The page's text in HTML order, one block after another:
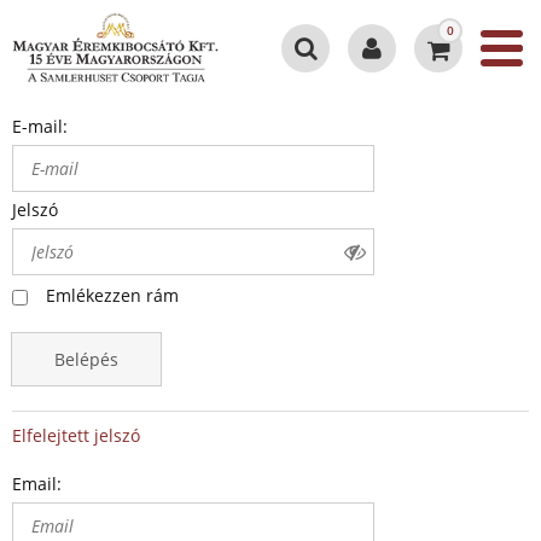
0
E-mail:
Jelszó
Emlékezzen rám
Belépés
Elfelejtett jelszó
Email: